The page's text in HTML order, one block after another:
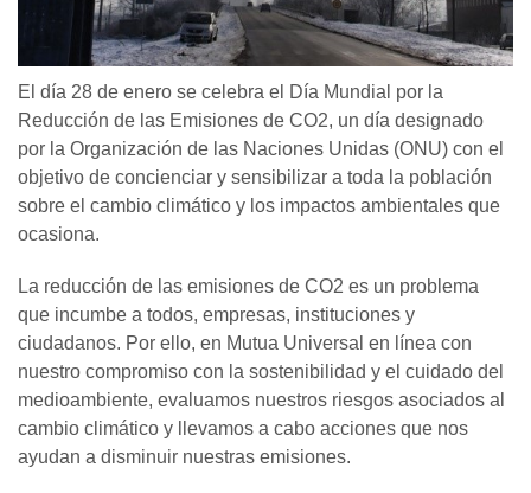
El día 28 de enero se celebra el Día Mundial por la
Reducción de las Emisiones de CO2, un día designado
por la Organización de las Naciones Unidas (ONU) con el
objetivo de concienciar y sensibilizar a toda la población
sobre el cambio climático y los impactos ambientales que
ocasiona.
La reducción de las emisiones de CO2 es un problema
que incumbe a todos, empresas, instituciones y
ciudadanos. Por ello, en Mutua Universal en línea con
nuestro compromiso con la sostenibilidad y el cuidado del
medioambiente, evaluamos nuestros riesgos asociados al
cambio climático y llevamos a cabo acciones que nos
ayudan a disminuir nuestras emisiones.